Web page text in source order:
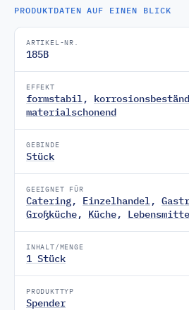
PRODUKTDATEN AUF EINEN BLICK
ARTIKEL-NR.
185B
EFFEKT
formstabil,
materialschonend
GEBINDE
Stück
GEEIGNET FÜR
Catering, Einzelhandel,
Großküche, Küche,
INHALT/MENGE
1 Stück
PRODUKTTYP
Spender